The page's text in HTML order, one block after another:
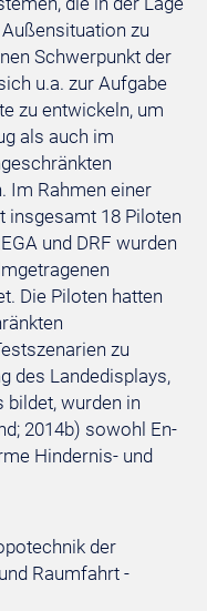
zu
Schwerpunkt der
u.a. zur Aufgabe
zu entwickeln, um
als auch im
Im Rahmen einer
insgesamt 18 Piloten
und DRF wurden
Die Piloten hatten
zu
des Landedisplays,
bildet, wurden in
2014b) sowohl En-
Hindernis- und
der
Raumfahrt -